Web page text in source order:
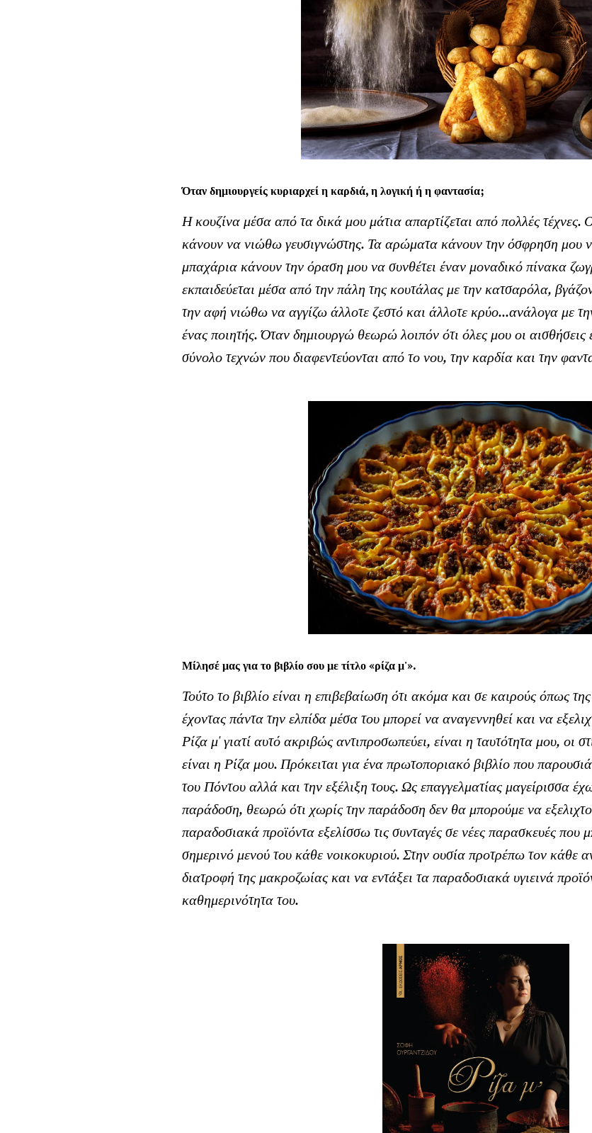
Όταν δημιουργείς κυριαρχεί η καρδιά, η λογική ή η φαντασία;
Η κουζίνα μέσα από τα δικά μου μάτια απαρτίζεται από πολλές τέχνες.
κάνουν να νιώθω γευσιγνώστης. Τα αρώματα κάνουν την όσφρηση μου
μπαχάρια κάνουν την όραση μου να συνθέτει έναν μοναδικό πίνακα
εκπαιδεύεται μέσα από την πάλη της κουτάλας με την κατσαρόλα,
την αφή νιώθω να αγγίζω άλλοτε ζεστό και άλλοτε κρύο...ανάλογα με
ένας ποιητής. Όταν δημιουργώ θεωρώ λοιπόν ότι όλες μου οι αισθήσεις
σύνολο τεχνών που διαφεντεύονται από το νου, την καρδία και την
Μίλησέ μας για το βιβλίο σου με τίτλο «ρίζα μ'».
Τούτο το βιβλίο είναι η επιβεβαίωση ότι ακόμα και σε καιρούς όπως
έχοντας πάντα την ελπίδα μέσα του μπορεί να αναγεννηθεί και να
Ρίζα μ' γιατί αυτό ακριβώς αντιπροσωπεύει, είναι η ταυτότητα μου, οι
είναι η Ρίζα μου. Πρόκειται για ένα πρωτοποριακό βιβλίο που
του Πόντου αλλά και την εξέλιξη τους. Ως επαγγελματίας μαγείρισσα
παράδοση, θεωρώ ότι χωρίς την παράδοση δεν θα μπορούμε να
παραδοσιακά προϊόντα εξελίσσω τις συνταγές σε νέες παρασκευές που
σημερινό μενού του κάθε νοικοκυριού. Στην ουσία προτρέπω τον κάθε
διατροφή της μακροζωίας και να εντάξει τα παραδοσιακά υγιεινά
καθημερινότητα του.